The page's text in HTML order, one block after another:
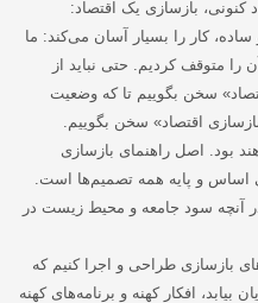
بازسازی یک اقتصاد :
کار را بسیار آسان می‌کند: ما
را متوقف کردیم. حتی نباید از
سخن بگوییم تا که وضعیت
اقتصاد» سخن بگوییم.
بود. اصل راهنمای بازسازی
و پایه همه تصمیم‌ها است.
در آنچه سود جامعه و محیط زیست در
های بازسازی طراحی و اجرا کنیم که
بیابد، افکار کهنه و برنامه‌های کهنه